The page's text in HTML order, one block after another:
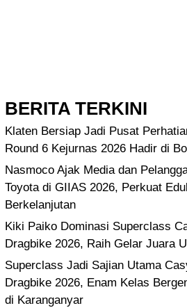
BERITA TERKINI
Klaten Bersiap Jadi Pusat
Round 6 Kejurnas 2026 Hadir di
Nasmoco Ajak Media dan
Toyota di GIIAS 2026, Perkuat
Berkelanjutan
Kiki Paiko Dominasi Superclass
Dragbike 2026, Raih Gelar Juara
Superclass Jadi Sajian Utama
Dragbike 2026, Enam Kelas
di Karanganyar